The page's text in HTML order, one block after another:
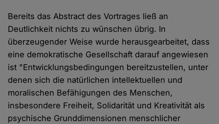
Bereits das Abstract des Vortrages ließ an
Deutlichkeit nichts zu wünschen übrig. In
überzeugender Weise wurde herausgearbeitet, dass
eine demokratische Gesellschaft darauf angewiesen
ist "Entwicklungsbedingungen bereitzustellen, unter
denen sich die natürlichen intellektuellen und
moralischen Befähigungen des Menschen,
insbesondere Freiheit, Solidarität und Kreativität als
psychische Grunddimensionen menschlicher